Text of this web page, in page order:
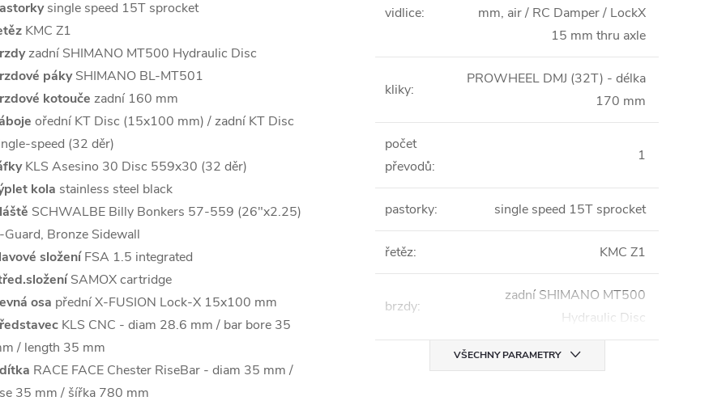
single speed 15T sprocket
KMC Z1
zadní SHIMANO MT500 Hydraulic Disc
pákySHIMANO BL-MT501
kotouče zadní 160 mm
ořední KT Disc (15x100 mm) / zadní KT Disc
speed (32 děr)
KLS Asesino 30 Disc 559x30 (32 děr)
kola stainless steel black
SCHWALBE Billy Bonkers 57-559 (26"x2.25)
Guard, Bronze Sidewall
složeníFSA 1.5 integrated
SAMOX cartridge
osa přední X-FUSION Lock-X 15x100 mm
KLS CNC - diam 28.6 mm / bar bore 35
/ length 35 mm
RACE FACE Chester RiseBar - diam 35 mm /
35 mm / šířka 780 mm
vidlice:
mm, air / RC Damper / LockX
15 mm thru axle
kliky:
PROWHEEL DMJ (32T) - délka
170 mm
počet
převodů:
1
pastorky: single speed 15T sprocket
řetěz: KMC Z1
brzdy:
zadní SHIMANO MT500
Hydraulic Disc
VŠECHNY PARAMETRY